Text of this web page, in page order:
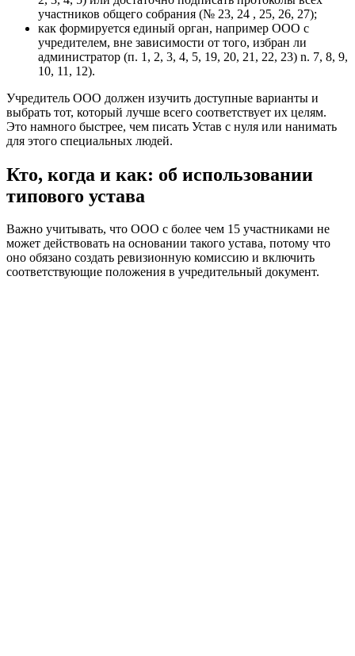
участников общего собрания (№ 23, 24 , 25, 26, 27);
как формируется единый орган, например ООО с
учредителем, вне зависимости от того, избран ли
администратор (п. 1, 2, 3, 4, 5, 19, 20, 21, 22, 23) n. 7, 8, 9,
10, 11, 12).
Учредитель ООО должен изучить доступные варианты и
выбрать тот, который лучше всего соответствует их целям.
Это намного быстрее, чем писать Устав с нуля или нанимать
для этого специальных людей.
Кто, когда и как: об использовании
типового устава
Важно учитывать, что ООО с более чем 15 участниками не
может действовать на основании такого устава, потому что
оно обязано создать ревизионную комиссию и включить
соответствующие положения в учредительный документ.